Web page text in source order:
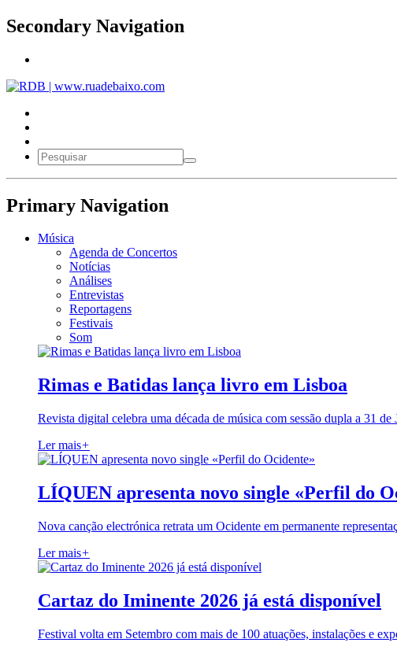
Secondary Navigation
Primary Navigation
Música
Agenda de Concertos
Notícias
Análises
Entrevistas
Reportagens
Festivais
Som
Rimas e Batidas lança livro em Lisboa
Revista digital celebra uma década de música com sessão dupla a 31 de
Ler mais+
LÍQUEN apresenta novo single «Perfil do
Nova canção electrónica retrata um Ocidente em permanente
Ler mais+
Cartaz do Iminente 2026 já está disponível
Festival volta em Setembro com mais de 100 atuações, instalações e